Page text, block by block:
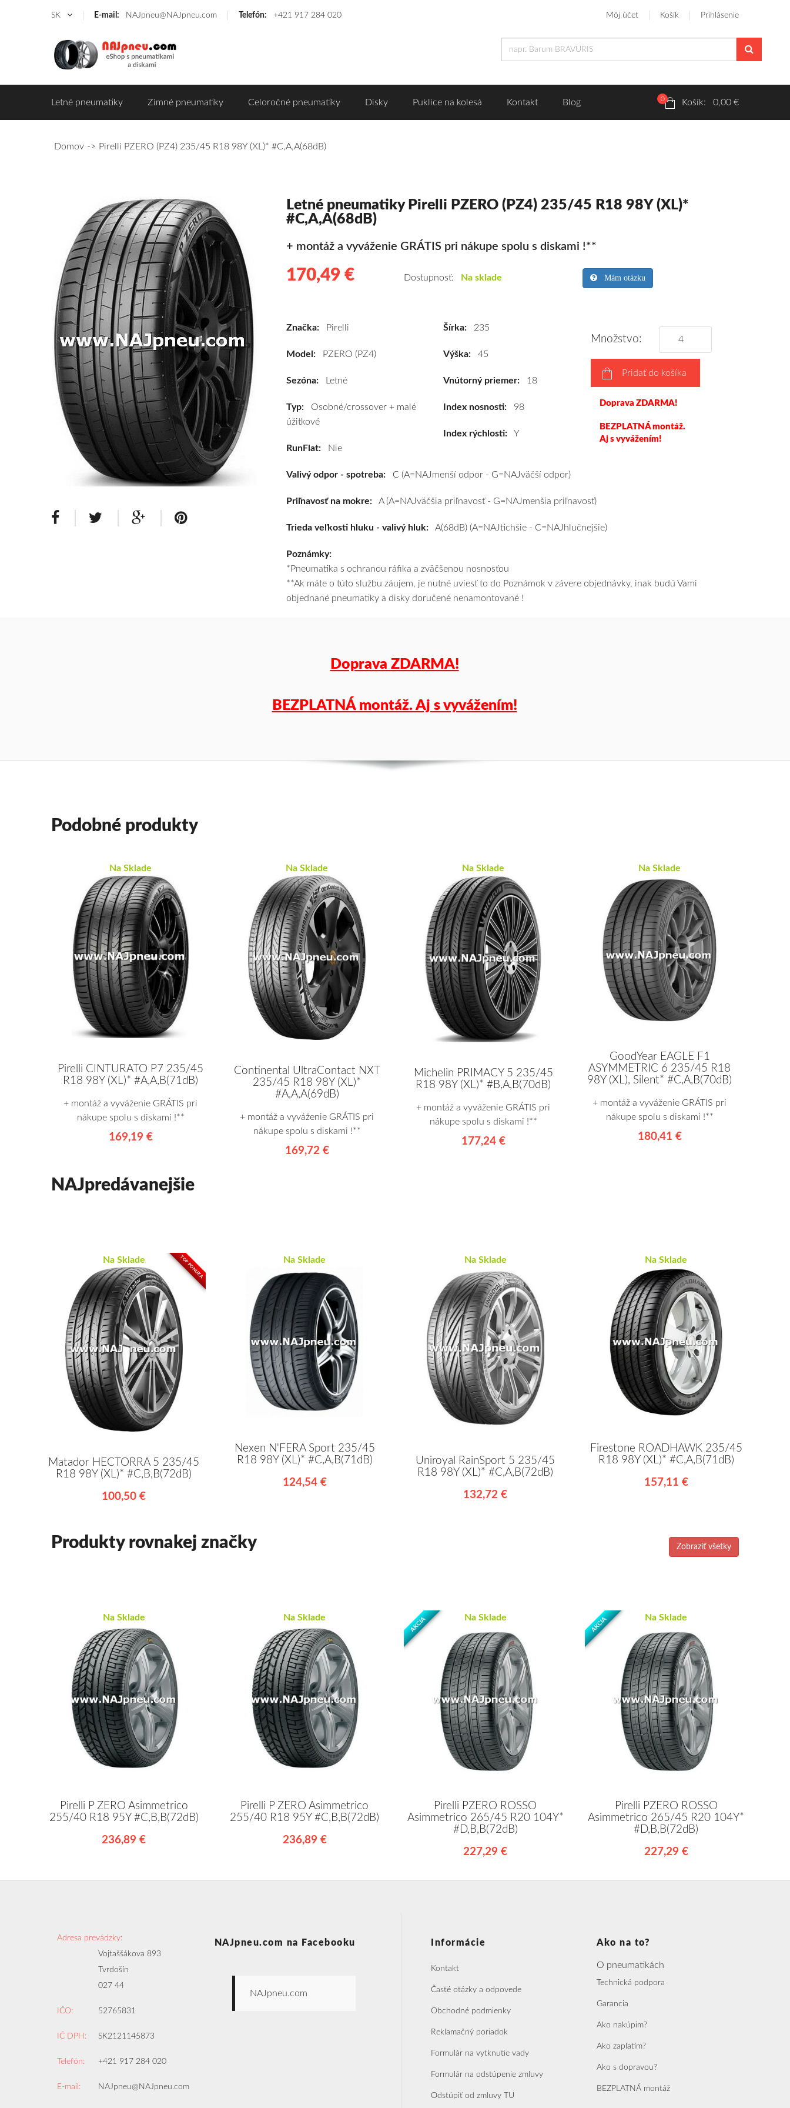
SK E-mail: NAJpneu@NAJpneu.com Telefón: +421 917 284 020 Môj účet Košík Prihlásenie
Letné pneumatiky Zimné pneumatiky Celoročné pneumatiky Disky Puklice na kolesá Kontakt Blog 0 Košík: 0,00 €
Domov Pirelli PZERO (PZ4) 235/45 R18 98Y (XL)* #C,A,A(68dB)
Letné pneumatiky Pirelli PZERO (PZ4) 235/45 R18 98Y (XL)*
#C,A,A(68dB)
+ montáž a vyváženie GRÁTIS pri nákupe spolu s diskami !**
170,49 €
vozidlo
235/45
kúpite
cenu
tomu
vám
pneumatiky
vášho
a
Dostupnosť: Na sklade Mám otázku
Značka: Pirelli
Model: PZERO (PZ4)
Sezóna: Letné
Typ: Osobné/crossover + malé
úžitkové
RunFlat: Nie
Šírka:235
Výška:45
Vnútorný priemer:18
Index nosnosti:98
Index rýchlosti:Y
Množstvo:
Pridať do košíka
Doprava ZDARMA!
BEZPLATNÁ montáž.
Aj s vyvážením!
Valivý odpor - spotreba: C (A=NAJmenší odpor - G=NAJväčší odpor)
Priľnavosť na mokre: A (A=NAJväčšia priľnavosť - G=NAJmenšia priľnavosť)
Trieda veľkosti hluku - valivý hluk: A(68dB) (A=NAJtichšie - C=NAJhlučnejšie)
Poznámky:
*Pneumatika s ochranou ráfika a zväčšenou nosnosťou
**Ak máte o túto službu záujem, je nutné uviesť to do Poznámok v závere objednávky, inak budú Vami
objednané pneumatiky a disky doručené nenamontované !
Doprava ZDARMA!
BEZPLATNÁ montáž. Aj s vyvážením!
Podobné produkty
Na Sklade
Pirelli CINTURATO P7 235/45
R18 98Y (XL)* #A,A,B(71dB)
+ montáž a vyváženie GRÁTIS pri
nákupe spolu s diskami !**
169,19 €
Na Sklade
Continental UltraContact NXT
235/45 R18 98Y (XL)*
#A,A,A(69dB)
+ montáž a vyváženie GRÁTIS pri
nákupe spolu s diskami !**
169,72 €
Na Sklade
Michelin PRIMACY 5 235/45
R18 98Y (XL)* #B,A,B(70dB)
+ montáž a vyváženie GRÁTIS pri
nákupe spolu s diskami !**
177,24 €
Na Sklade
GoodYear EAGLE F1
ASYMMETRIC 6 235/45 R18
98Y (XL), Silent* #C,A,B(70dB)
+ montáž a vyváženie GRÁTIS pri
nákupe spolu s diskami !**
180,41 €
NAJpredávanejšie
TOP PONUKA
Na Sklade
Matador HECTORRA 5 235/45
R18 98Y (XL)* #C,B,B(72dB)
100,50 €
Na Sklade
Nexen N'FERA Sport 235/45
R18 98Y (XL)* #C,A,B(71dB)
124,54 €
Na Sklade
Uniroyal RainSport 5 235/45
R18 98Y (XL)* #C,A,B(72dB)
132,72 €
Na Sklade
Firestone ROADHAWK 235/45
R18 98Y (XL)* #C,A,B(71dB)
157,11 €
Produkty rovnakej značky Zobraziť všetky
Na Sklade
Pirelli P ZERO Asimmetrico
255/40 R18 95Y #C,B,B(72dB)
236,89 €
Na Sklade
Pirelli P ZERO Asimmetrico
255/40 R18 95Y #C,B,B(72dB)
236,89 €
AKCIA Na Sklade
Pirelli PZERO ROSSO
Asimmetrico 265/45 R20 104Y*
#D,B,B(72dB)
227,29 €
AKCIA Na Sklade
Pirelli PZERO ROSSO
Asimmetrico 265/45 R20 104Y*
#D,B,B(72dB)
227,29 €
Adresa prevádzky:
Vojtaššákova 893
Tvrdošín
027 44
IČO: 52765831
IČ DPH: SK2121145873
Telefón: +421 917 284 020
E-mail: NAJpneu@NAJpneu.com
NAJpneu.com na Facebooku
NAJpneu.com
Informácie
Kontakt
Časté otázky a odpovede
Obchodné podmienky
Reklamačný poriadok
Formulár na vytknutie vady
Formulár na odstúpenie zmluvy
Odstúpiť od zmluvy TU
Ako na to?
O pneumatikách
Technická podpora
Garancia
Ako nakúpim?
Ako zaplatím?
Ako s dopravou?
BEZPLATNÁ montáž